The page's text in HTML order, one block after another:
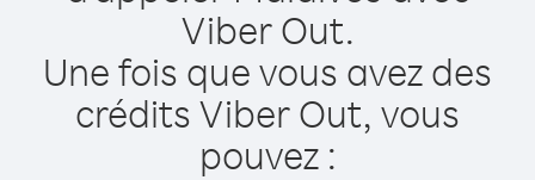
Viber Out.
Une fois que vous avez des
crédits Viber Out, vous
pouvez :